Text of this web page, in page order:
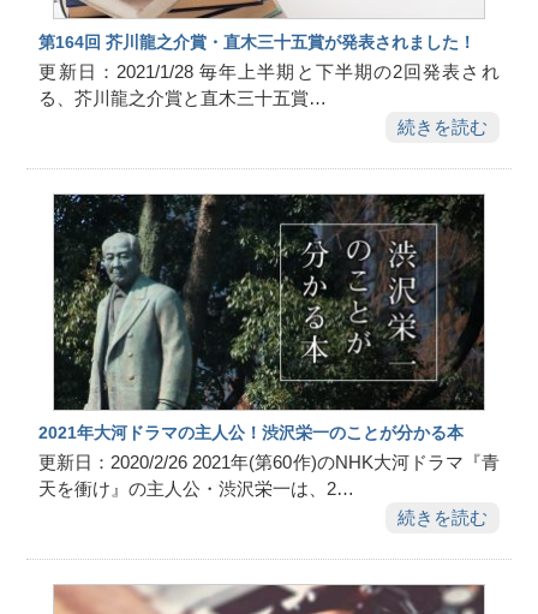
第164回 芥川龍之介賞・直木三十五賞が発表されました！
更新日：2021/1/28 毎年上半期と下半期の2回発表され
る、芥川龍之介賞と直木三十五賞…
続きを読む
2021年大河ドラマの主人公！渋沢栄一のことが分かる本
更新日：2020/2/26 2021年(第60作)のNHK大河ドラマ『青
天を衝け』の主人公・渋沢栄一は、2…
続きを読む